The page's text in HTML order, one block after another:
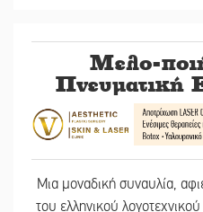
Μελο-
Πνευματική
Μια μοναδική συναυλία,
του ελληνικού λογοτεχνικού